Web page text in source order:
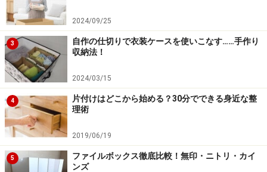
2024/09/25
3
自作の仕切りで衣装ケースを使いこなす……手作り
収納法！
2024/03/15
4
片付けはどこから始める？30分でできる身近な整
理術
2019/06/19
5
ファイルボックス徹底比較！無印・ニトリ・カイ
ンズ